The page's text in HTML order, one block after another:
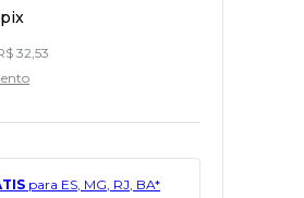
32 ,53
para ES, MG, RJ, BA*